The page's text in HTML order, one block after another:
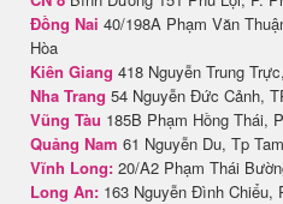
Đồng Nai 40/198A Phạm Văn
Hòa
Kiên Giang 418 Nguyễn Trung
Nha Trang 54 Nguyễn Đức Cảnh,
Vũng Tàu 185B Phạm Hồng Thái,
Quảng Nam 61 Nguyễn Du, Tp
Vĩnh Long: 20/A2 Phạm Thái
Long An: 163 Nguyễn Đình Chiểu,